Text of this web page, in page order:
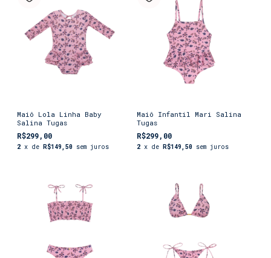
Maiô Lola Linha Baby
Salina Tugas
R$299,00
2 x de R$149,50 sem juros
Maiô Infantil Mari Salina
Tugas
R$299,00
2 x de R$149,50 sem juros